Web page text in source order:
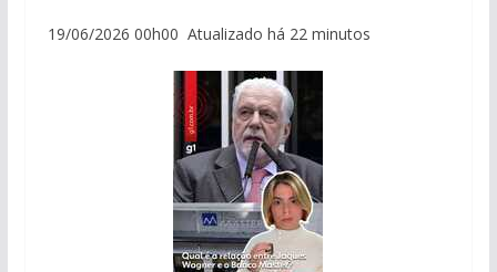
19/06/2026 00h00 Atualizado há 22 minutos